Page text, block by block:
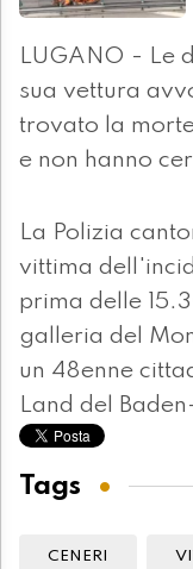
LUGANO - Le
sua vettura
trovato la
e non hanno
La Polizia
vittima
prima delle
galleria del
un 48enne
Land del
Tags
CENERI